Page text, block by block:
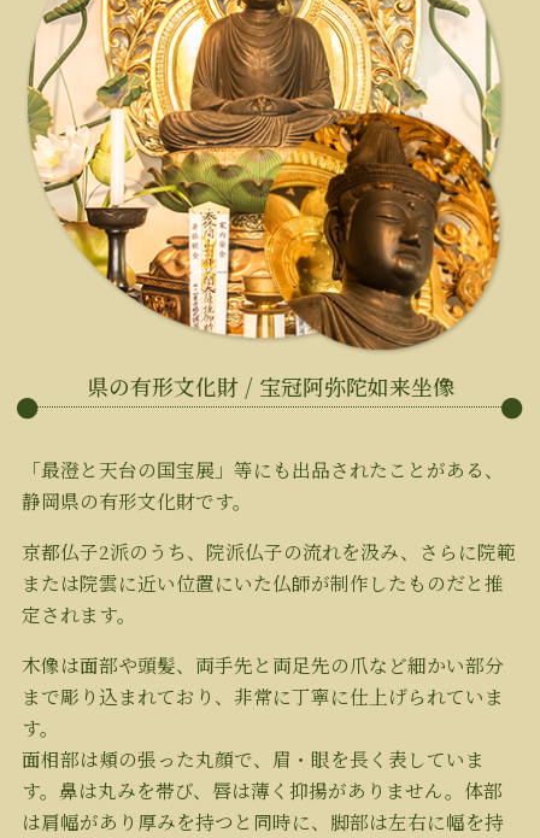
県の有形文化財 / 宝冠阿弥陀如来坐像
「最澄と天台の国宝展」等にも出品されたことがある、
静岡県の有形文化財です。
京都仏子2派のうち、院派仏子の流れを汲み、さらに院範
または院雲に近い位置にいた仏師が制作したものだと推
定されます。
木像は面部や頭髪、両手先と両足先の爪など細かい部分
まで彫り込まれており、非常に丁寧に仕上げられていま
す。
面相部は頬の張った丸顔で、眉・眼を長く表していま
す。鼻は丸みを帯び、唇は薄く抑揚がありません。体部
は肩幅があり厚みを持つと同時に、脚部は左右に幅を持